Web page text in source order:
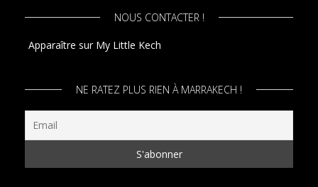
NOUS CONTACTER !
Apparaître sur My Little Kech
NE RATEZ PLUS RIEN À MARRAKECH !